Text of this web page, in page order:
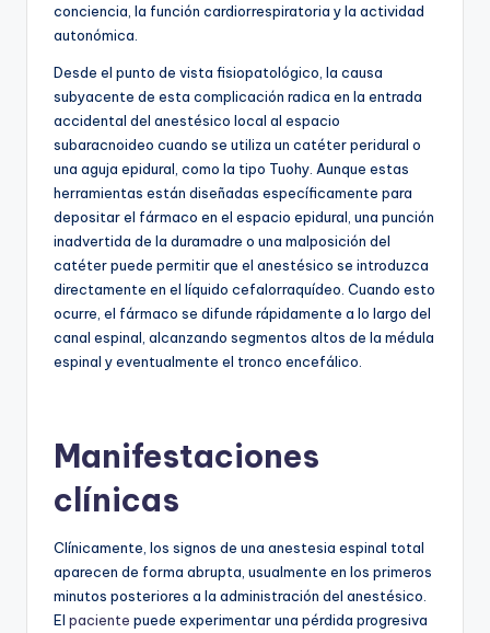
conciencia, la función cardiorrespiratoria y la actividad
autonómica.
Desde el punto de vista fisiopatológico, la causa
subyacente de esta complicación radica en la entrada
accidental del anestésico local al espacio
subaracnoideo cuando se utiliza un catéter peridural o
una aguja epidural, como la tipo Tuohy. Aunque estas
herramientas están diseñadas específicamente para
depositar el fármaco en el espacio epidural, una punción
inadvertida de la duramadre o una malposición del
catéter puede permitir que el anestésico se introduzca
directamente en el líquido cefalorraquídeo. Cuando esto
ocurre, el fármaco se difunde rápidamente a lo largo del
canal espinal, alcanzando segmentos altos de la médula
espinal y eventualmente el tronco encefálico.
Manifestaciones
clínicas
Clínicamente, los signos de una anestesia espinal total
aparecen de forma abrupta, usualmente en los primeros
minutos posteriores a la administración del anestésico.
El paciente puede experimentar una pérdida progresiva